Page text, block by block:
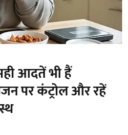
आदतें भी हैं
पर कंट्रोल और रहें